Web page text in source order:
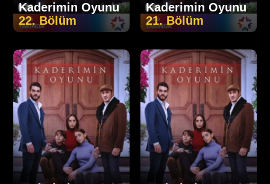
Kaderimin Oyunu
22. Bölüm
Kaderimin Oyunu
21. Bölüm